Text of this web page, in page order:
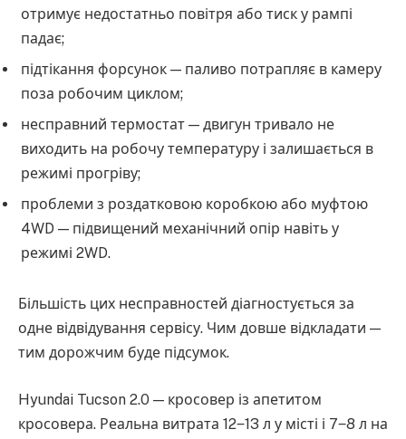
отримує недостатньо повітря або тиск у рампі
падає;
підтікання форсунок — паливо потрапляє в камеру
поза робочим циклом;
несправний термостат — двигун тривало не
виходить на робочу температуру і залишається в
режимі прогріву;
проблеми з роздатковою коробкою або муфтою
4WD — підвищений механічний опір навіть у
режимі 2WD.
Більшість цих несправностей діагностується за
одне відвідування сервісу. Чим довше відкладати —
тим дорожчим буде підсумок.
Hyundai Tucson 2.0 — кросовер із апетитом
кросовера. Реальна витрата 12‒13 л у місті і 7‒8 л на